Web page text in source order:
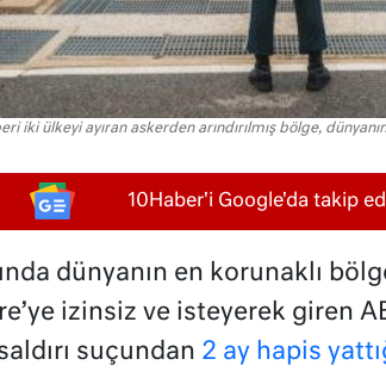
iki ülkeyi ayıran askerden arındırılmış bölge,
10Haber'i Google'da takip
dünyanın en korunaklı
izinsiz ve isteyerek giren
suçundan 2 ay hapis